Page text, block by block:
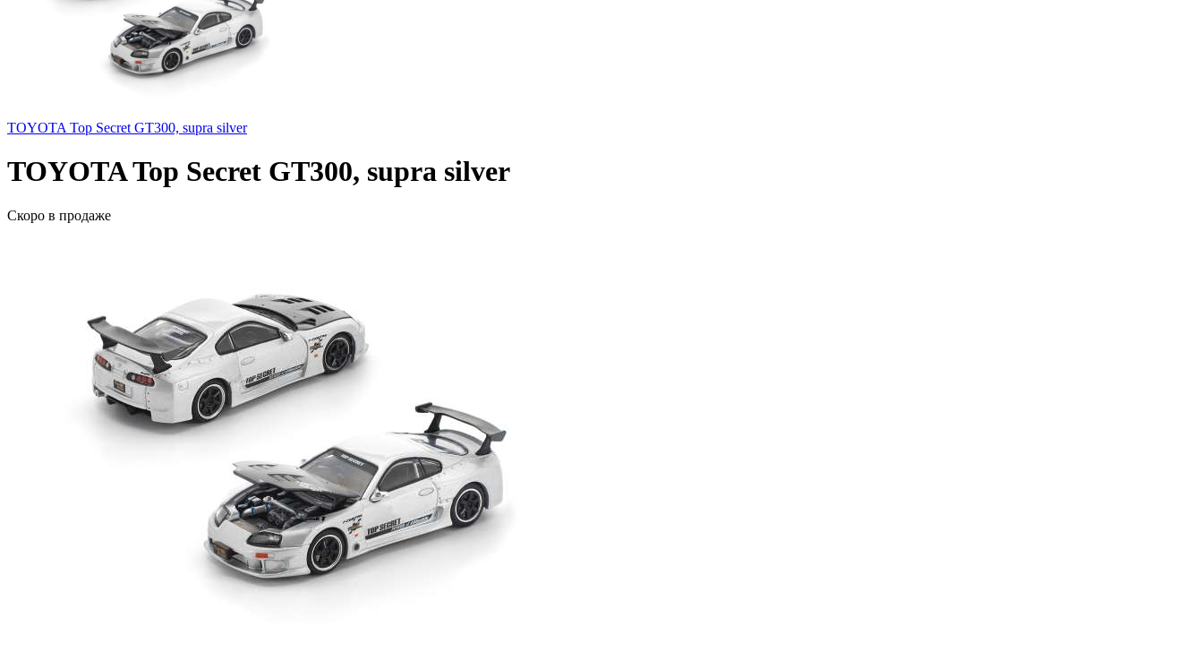
TOYOTA Top Secret GT300, supra silver
TOYOTA Top Secret GT300, supra silver
Скоро в продаже